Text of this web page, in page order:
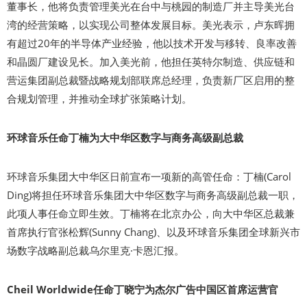
董事长，他将负责管理美光在台中与桃园的制造厂并主导美光台
湾的经营策略，以实现公司整体发展目标。美光表示，卢东晖拥
有超过20年的半导体产业经验，他以技术开发与移转、良率改善
和晶圆厂建设见长。加入美光前，他担任英特尔制造、供应链和
营运集团副总裁暨战略规划部联席总经理，负责新厂区启用的整
合规划管理，并推动全球扩张策略计划。
环球音乐任命丁楠为大中华区数字与商务高级副总裁
环球音乐集团大中华区日前宣布一项新的高管任命：丁楠(Carol
Ding)将担任环球音乐集团大中华区数字与商务高级副总裁一职，
此项人事任命立即生效。丁楠将在北京办公，向大中华区总裁兼
首席执行官张松辉(Sunny Chang)、以及环球音乐集团全球新兴市
场数字战略副总裁乌尔里克·卡恩汇报。
Cheil Worldwide任命丁晓宁为杰尔广告中国区首席运营官